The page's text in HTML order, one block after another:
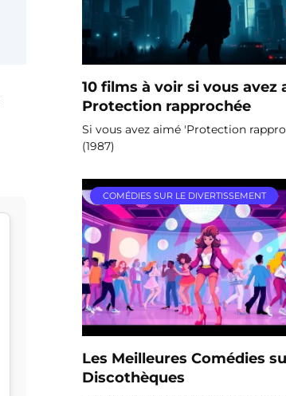
10 films à voir si vous avez
Protection rapprochée
Si vous avez aimé 'Protection
(1987)
COMÉDIES SUR LE DIVERTISSEMENT
Les Meilleures Comédies
Discothèques